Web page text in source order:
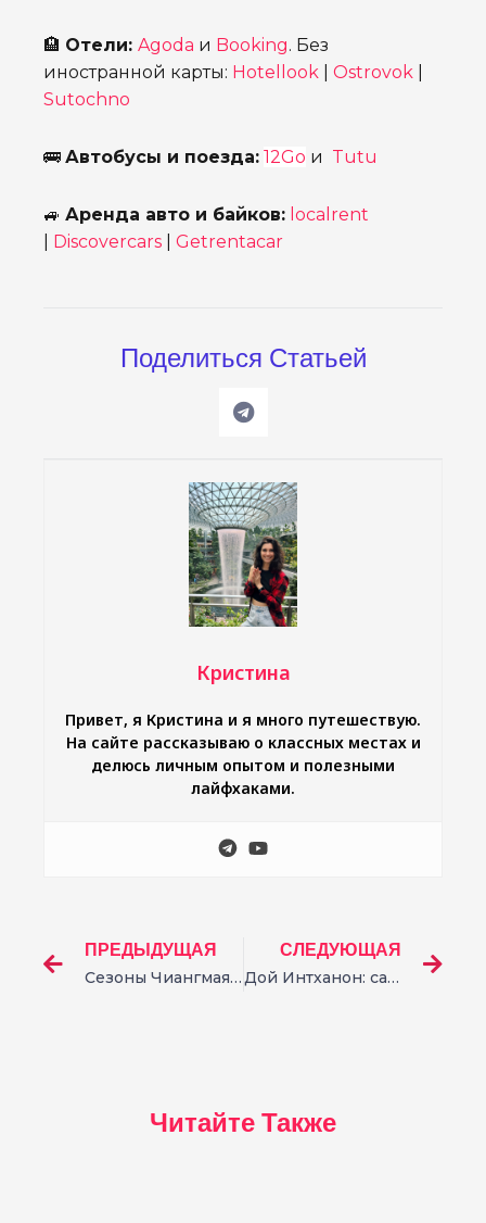
🏨 Отели: Agoda и Booking. Без
иностранной карты: Hotellook Ostrovok
Sutochno
🚌 Автобусы и поезда: 12Go и Tutu
🚙 Аренда авто и байков: localrent
Discovercars Getrentacar
Поделиться Статьей
Кристина
Привет, я Кристина и я много путешествую.
На сайте рассказываю о классных местах и
делюсь личным опытом и полезными
лайфхаками.
ПРЕДЫДУЩАЯ
Сезоны Чиангмая: погода по месяцам и когда лучше ехать
СЛЕДУЮЩАЯ
Дой Интханон: самая высокая гора Таиланда
Читайте Также